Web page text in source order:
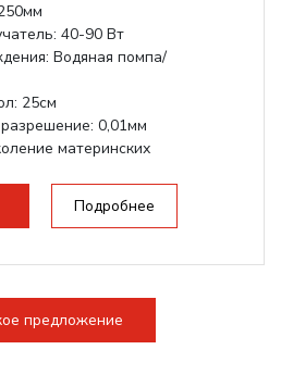
40-90 Вт
Водяная помпа/
25см
0,01мм
материнских
Подробнее
предложение